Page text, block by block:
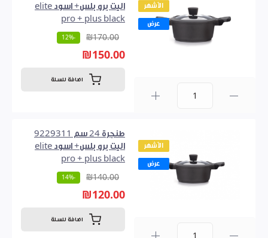
الأشهر
عرض
اليت برو بلس+ اسود elite
pro + plus black
₪170.00
-12%
₪150.00
اضافة للسلة
الأشهر
عرض
طنجرة 24 سم 9229311
اليت برو بلس+ اسود elite
pro + plus black
₪140.00
-14%
₪120.00
اضافة للسلة